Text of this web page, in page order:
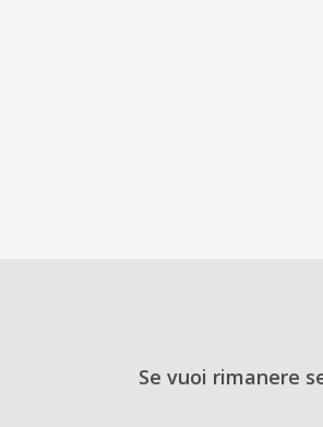
Se vuoi rimanere